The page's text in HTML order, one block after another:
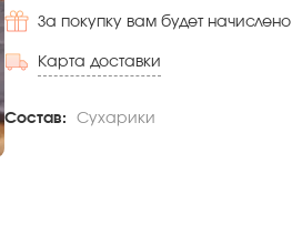
За покупку вам будет начислено
Карта доставки
Состав: Сухарики